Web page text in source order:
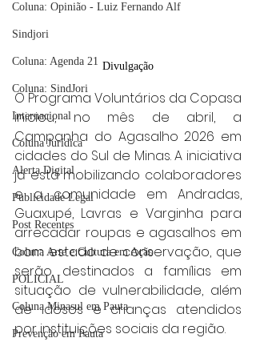
Coluna: Opinião - Luiz Fernando Alf
Sindjori
Coluna: Agenda 21
Coluna: SindJori
Internacional
Coluna Jurídica
Alerta Digital
Publicidade Legal
Post Recentes
Coluna Arte e Cultura em Ação
POLICIAL
Coluna Minasul em Pauta
Prevenção em Pauta
Divulgação
O Programa Voluntários da Copasa
iniciou, no mês de abril, a
Campanha do Agasalho 2026 em
cidades do Sul de Minas. A iniciativa
já está mobilizando colaboradores
e a comunidade em Andradas,
Guaxupé, Lavras e Varginha para
arrecadar roupas e agasalhos em
bom estado de conservação, que
serão destinados a famílias em
situação de vulnerabilidade, além
de idosos e crianças atendidos
por instituições sociais da região.